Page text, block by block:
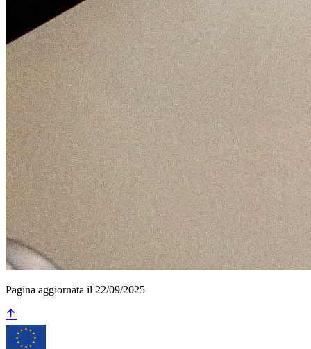
Pagina aggiornata il 22/09/2025